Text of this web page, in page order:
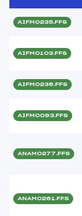
AIFM0235.FFS
AIFM0103.FFS
AIFM0236.FFS
AIFM0093.FFS
ANAM0277.FFS
ANAM0261.FFS